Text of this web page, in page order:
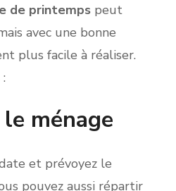
de printempspeut
avec une bonne
plus facile à réaliser.
ménage
et prévoyez le
us pouvez aussi répartir